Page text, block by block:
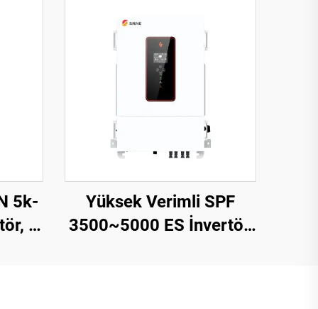
5k-
5
Yüksek Verimli SPF
3500~5000 ES İnvertör,